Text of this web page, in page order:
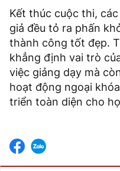
Kết thúc cuộc thi,
giả đều tỏ ra phấn
thành công tốt đẹp.
khẳng định vai trò
việc giảng dạy mà
hoạt động ngoại
triển toàn diện cho